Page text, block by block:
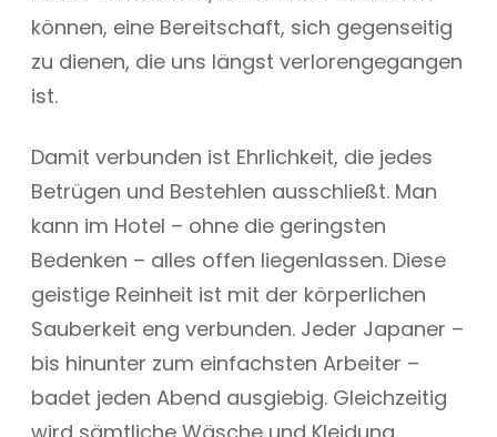
können, eine Bereitschaft, sich gegenseitig
zu dienen, die uns längst verlorengegangen
ist.
Damit verbunden ist Ehrlichkeit, die jedes
Betrügen und Bestehlen ausschließt. Man
kann im Hotel – ohne die geringsten
Bedenken – alles offen liegenlassen. Diese
geistige Reinheit ist mit der körperlichen
Sauberkeit eng verbunden. Jeder Japaner –
bis hinunter zum einfachsten Arbeiter –
badet jeden Abend ausgiebig. Gleichzeitig